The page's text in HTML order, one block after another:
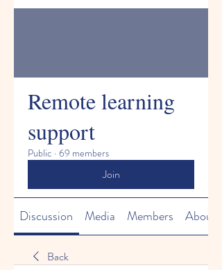
Remote learning
support
Public · 69 members
Join
Discussion Media Members About
Back